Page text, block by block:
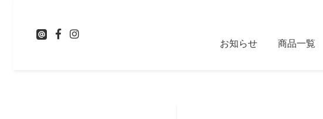
お知らせ 商品一覧